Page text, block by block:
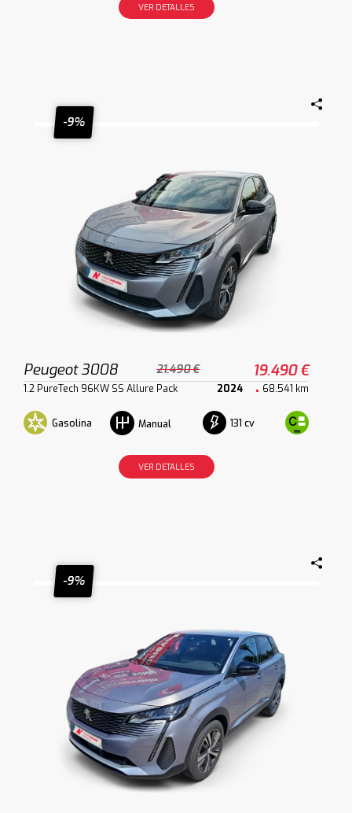
VER DETALLES
-9%
Peugeot 3008 21.490 € 19.490 €
1.2 PureTech 96KW SS Allure Pack 2024 68.541 km
Gasolina Manual 131 cv
VER DETALLES
-9%